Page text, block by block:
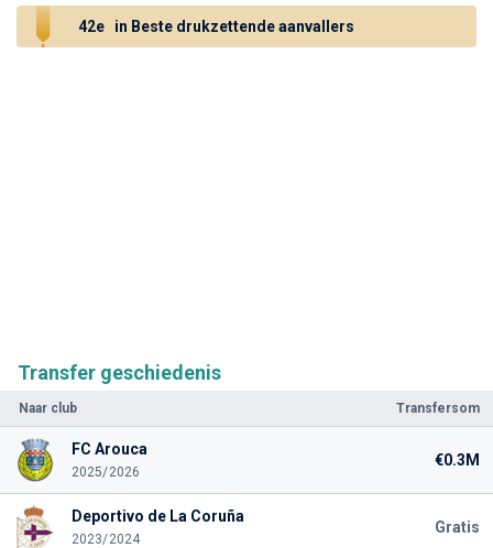
Transfer geschiedenis
Naar club Transfersom
FC Arouca
2025/2026
€0.3M
Deportivo de La Coruña
2023/2024
Gratis
42e in Beste drukzettende aanvallers